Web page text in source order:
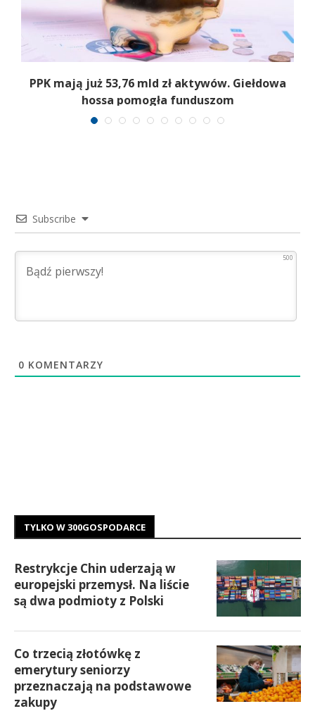
PPK mają już 53,76 mld zł aktywów. Giełdowa
hossa pomogła funduszom
Subscribe
500
0 KOMENTARZY
TYLKO W 300GOSPODARCE
Restrykcje Chin uderzają w
europejski przemysł. Na liście
są dwa podmioty z Polski
Co trzecią złotówkę z
emerytury seniorzy
przeznaczają na podstawowe
zakupy